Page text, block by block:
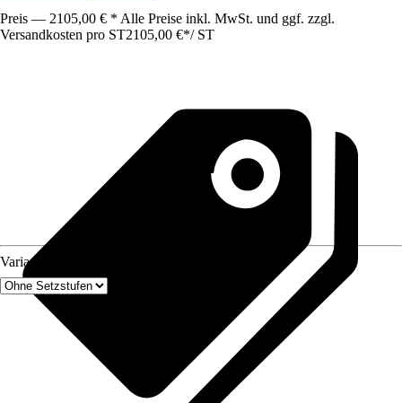
Preis — 2105,00 € * Alle Preise inkl. MwSt. und ggf. zzgl.
Versandkosten pro ST2105,00 €*/ ST
Variante